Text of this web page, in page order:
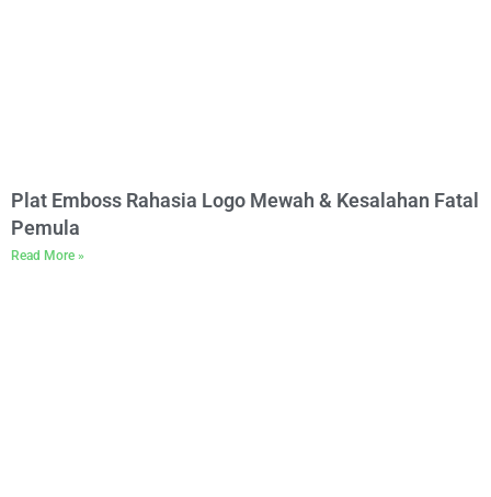
Plat Emboss Rahasia Logo Mewah & Kesalahan Fatal
Pemula
Read More »